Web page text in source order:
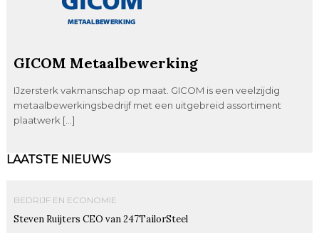
GICOM Metaalbewerking
IJzersterk vakmanschap op maat. GICOM is een veelzijdig
metaalbewerkingsbedrijf met een uitgebreid assortiment
plaatwerk […]
LAATSTE NIEUWS
BEDRIJF EN ECONOMIE
Steven Ruijters CEO van 247TailorSteel